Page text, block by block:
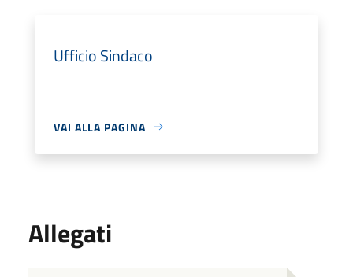
Ufficio Sindaco
VAI ALLA PAGINA
Allegati